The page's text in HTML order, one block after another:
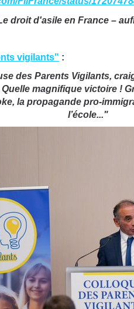
vigilants" :
des Parents Vigilants,
magnifique victoire !
la propagande pro-
l’école..."